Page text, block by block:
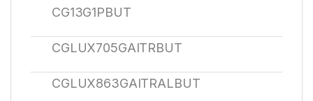
CG13G1PBUT
CGLUX705GAITRBUT
CGLUX863GAITRALBUT